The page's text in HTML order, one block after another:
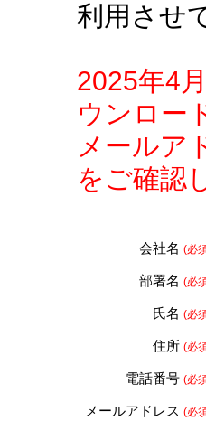
利用させ
2025年4
ウンロー
メールア
をご確認
会社名 (必
部署名 (必
氏名 (必
住所 (必
電話番号 (必
メールアドレス (必